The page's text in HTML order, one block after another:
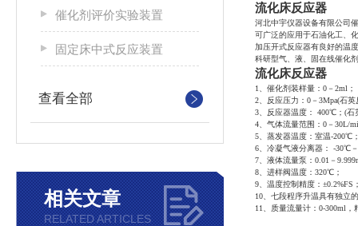
催化剂评价实验装置
固定床中式反应装置
查看全部
相关文章
RELATED ARTICLES
流化床反应器
河北中宇仪器设备有限公司
可广泛的应用于石油化工、
加压开式反应器有良好的温
科研型气、液、固在线催化
流化床反应器
1、催化剂装样量：0－2ml；
2、反应压力：0－3Mpa(石
3、反应器温度： 400℃；(
4、气体流量范围：0－30L/
5、蒸发器温度：室温-200℃
6、冷凝气液分离器： -30℃
7、液体流量泵：0.01－
8、进样阀温度：320℃；
9、温度控制精度：±0.2%FS
10、七段程序升温具有独立
11、质量流量计：0-300ml，